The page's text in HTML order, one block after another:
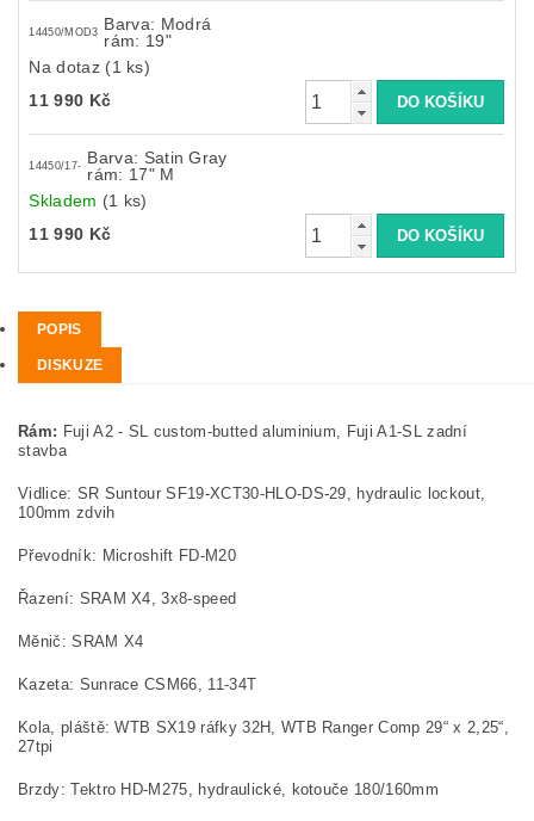
14450/MOD3 Barva: Modrá
rám: 19"
Na dotaz (1 ks)
11 990 Kč
14450/17- Barva: Satin Gray
rám: 17" M
Skladem (1 ks)
11 990 Kč
POPIS
DISKUZE
Rám: Fuji A2 - SL custom-butted aluminium, Fuji A1-SL zadní
stavba
Vidlice: SR Suntour SF19-XCT30-HLO-DS-29, hydraulic lockout,
100mm zdvih
Převodník: Microshift FD-M20
Řazení: SRAM X4, 3x8-speed
Měnič: SRAM X4
Kazeta: Sunrace CSM66, 11-34T
Kola, pláště: WTB SX19 ráfky 32H, WTB Ranger Comp 29“ x 2,25“,
27tpi
Brzdy: Tektro HD-M275, hydraulické, kotouče 180/160mm